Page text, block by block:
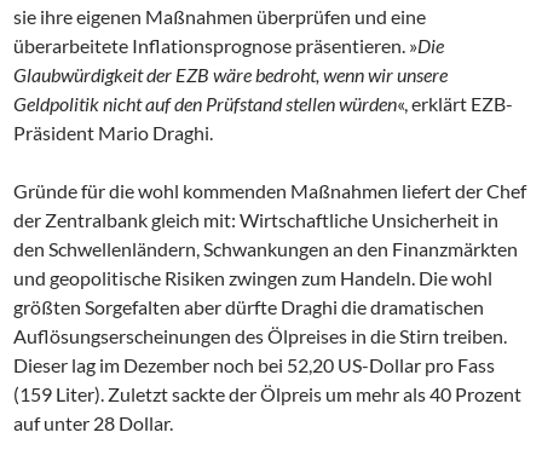
sie ihre eigenen Maßnahmen überprüfen und eine
überarbeitete Inflationsprognose präsentieren. »Die
Glaubwürdigkeit der EZB wäre bedroht, wenn wir unsere
Geldpolitik nicht auf den Prüfstand stellen würden«, erklärt EZB-
Präsident Mario Draghi.
Gründe für die wohl kommenden Maßnahmen liefert der Chef
der Zentralbank gleich mit: Wirtschaftliche Unsicherheit in
den Schwellenländern, Schwankungen an den Finanzmärkten
und geopolitische Risiken zwingen zum Handeln. Die wohl
größten Sorgefalten aber dürfte Draghi die dramatischen
Auflösungserscheinungen des Ölpreises in die Stirn treiben.
Dieser lag im Dezember noch bei 52,20 US-Dollar pro Fass
(159 Liter). Zuletzt sackte der Ölpreis um mehr als 40 Prozent
auf unter 28 Dollar.